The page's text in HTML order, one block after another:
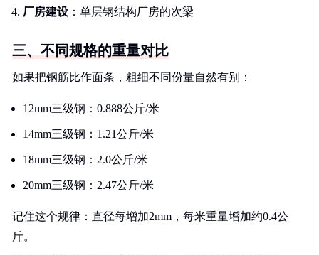
厂房建设 ：单层钢结构厂房的次梁
三、不同规格的重量对比
如果把钢筋比作面条，粗细不同份量自然有别：
12mm三级钢：0.888公斤/米
14mm三级钢：1.21公斤/米
18mm三级钢：2.0公斤/米
20mm三级钢：2.47公斤/米
记住这个规律：直径每增加2mm，每米重量增加约0.4公
斤。